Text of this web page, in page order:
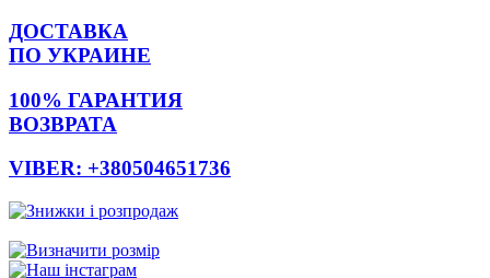
ДОСТАВКА
ПО УКРАИНЕ
100% ГАРАНТИЯ
ВОЗВРАТА
VIBER: +380504651736